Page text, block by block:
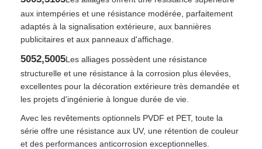
feuille d'aluminium laminée
Panneaux en nid d'abeille en aluminium
Nid d'abeilles en aluminium
Miroir en aluminium
aux intempéries et une résistance modérée, parfaitement
adaptés à la signalisation extérieure, aux bannières
publicitaires et aux panneaux d'affichage.
5052,5005Les alliages possèdent une résistance
structurelle et une résistance à la corrosion plus élevées,
excellentes pour la décoration extérieure très demandée et
les projets d'ingénierie à longue durée de vie.
Avec les revêtements optionnels PVDF et PET, toute la
série offre une résistance aux UV, une rétention de couleur
et des performances anticorrosion exceptionnelles.